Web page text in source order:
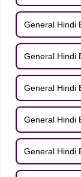
General Hindi
General Hindi
General Hindi
General Hindi
General Hindi